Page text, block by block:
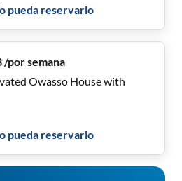
pueda reservarlo
/por semana
Owasso House with
pueda reservarlo